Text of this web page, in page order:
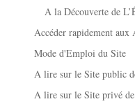
A la Découverte de
Accéder rapidement
Mode d'Emploi du Site
A lire sur le Site public
A lire sur le Site privé